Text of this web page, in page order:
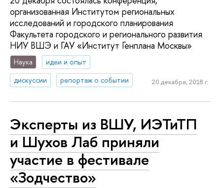
организованная Институтом региональных
исследований и городского планирования
Факультета городского и регионального развития
НИУ ВШЭ и ГАУ «Институт Генплана Москвы»
Наука
идеи и опыт
дискуссии
репортаж о событии 20 декабря, 2018 г.
Эксперты из ВШУ, ИЭТиТП
и Шухов Лаб приняли
участие в фестивале
«Зодчество»